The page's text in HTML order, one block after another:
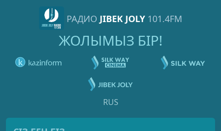
РАДИО JIBEK JOLY 101.4FM
ЖОЛЫМЫЗ БІР!
RUS